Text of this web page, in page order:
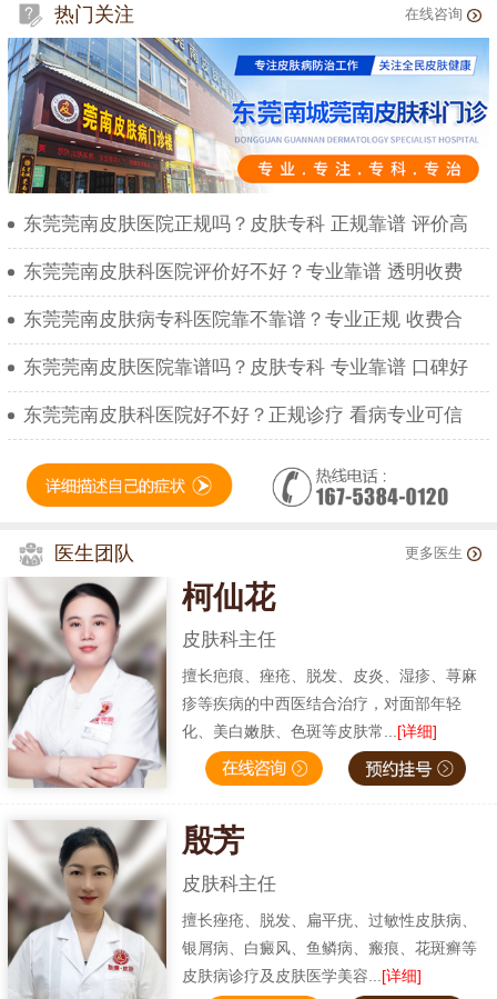
热门关注 在线咨询
东莞莞南皮肤医院正规吗？皮肤专科 正规靠谱 评价高
东莞莞南皮肤科医院评价好不好？专业靠谱 透明收费
东莞莞南皮肤病专科医院靠不靠谱？专业正规 收费合
东莞莞南皮肤医院靠谱吗？皮肤专科 专业靠谱 口碑好
东莞莞南皮肤科医院好不好？正规诊疗 看病专业可信
医生团队 更多医生
柯仙花
皮肤科主任
擅长疤痕、痤疮、脱发、皮炎、湿疹、荨麻
疹等疾病的中西医结合治疗，对面部年轻
化、美白嫩肤、色斑等皮肤常... [详细]
殷芳
皮肤科主任
擅长痤疮、脱发、扁平疣、过敏性皮肤病、
银屑病、白癜风、鱼鳞病、瘢痕、花斑癣等
皮肤病诊疗及皮肤医学美容... [详细]